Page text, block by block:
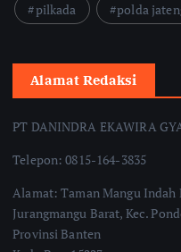
pilkada
polda
Alamat Redaksi
PT DANINDRA EKAWIRA
Telepon: 0815-164-3835
Alamat: Taman Mangu Indah
Jurangmangu Barat, Kec.
Provinsi Banten